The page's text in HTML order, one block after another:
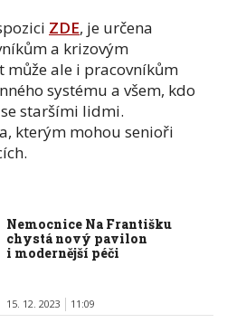
ZDE, je určena
a krizovým
může ale i pracovníkům
systému a všem, kdo
staršími lidmi.
kterým mohou senioři
Nemocnice Na Františku
chystá nový pavilon
i modernější péči
15. 12. 2023 11:09